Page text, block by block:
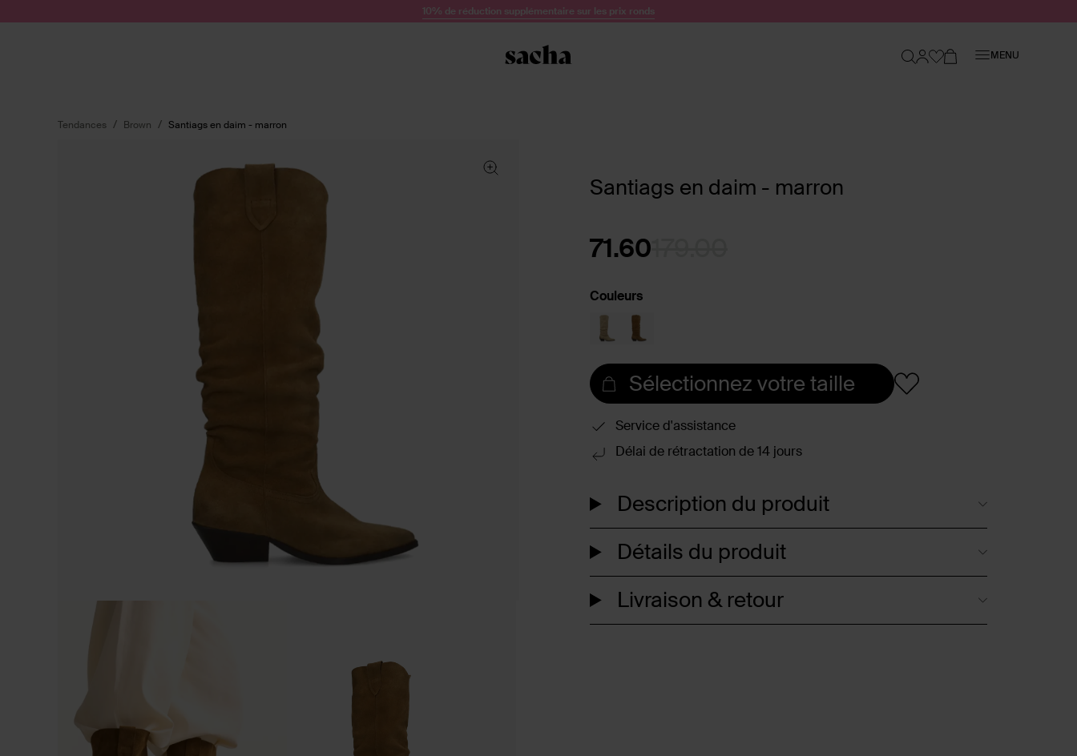
10% de réduction supplémentaire sur les prix ronds
MENU
Tendances Brown Santiags en daim - marron
Santiags en daim - marron
71.60
Couleurs
Sélectionnez votre taille
Service d'assistance
Délai de rétractation de 14 jours
Description du produit
Détails du produit
Livraison & retour